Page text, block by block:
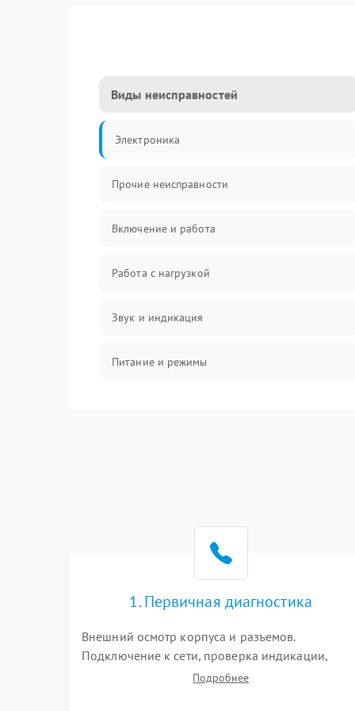
Виды неисправностей
Электроника
Прочие неисправности
Включение и работа
Работа с нагрузкой
Звук и индикация
Питание и режимы
1. Первичная диагностика
Внешний осмотр корпуса и разъемов.
Подключение к сети, проверка индикации,
звуковых сигналов и кодов ошибок. Измерение
Подробнее